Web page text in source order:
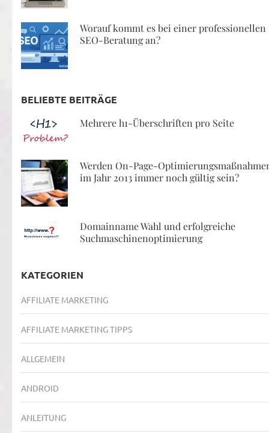
Worauf kommt es bei einer professionellen
SEO-Beratung an?
BELIEBTE BEITRÄGE
Mehrere h1-Überschriften pro Seite
Werden On-Page-
im Jahr 2013 immer noch gültig sein?
Domainname Wahl und erfolgreiche
Suchmaschinenoptimierung
KATEGORIEN
AFFILIATE MARKETING
AFFILIATE MARKETING TIPPS
ALLGEMEIN
ANDROID
ANLEITUNG